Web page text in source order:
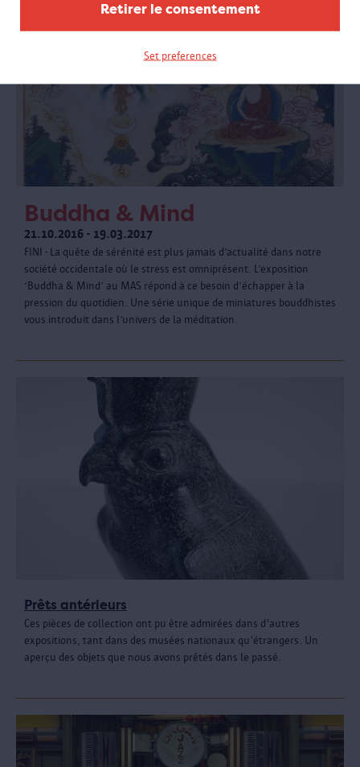
Retirer le consentement
Set preferences
Buddha & Mind
21.10.2016 - 19.03.2017
FINI - La quête de sérénité est plus jamais d’actualité dans notre
société occidentale où le stress est omniprésent. L’exposition
‘Buddha & Mind’ au MAS répond à ce besoin d’échapper à la
pression du quotidien. Une série unique de miniatures bouddhistes
vous introduit dans l’univers de la méditation.
Prêts antérieurs
Ces pièces de collection ont pu être admirées dans d'autres
expositions, tant dans des musées nationaux qu'étrangers. Un
aperçu des objets que nous avons prêtés dans le passé.